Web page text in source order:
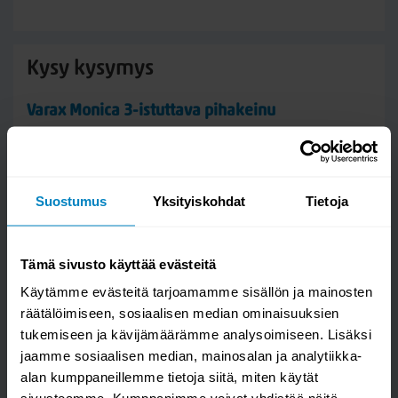
Suostumus Yksityiskohdat Tietoja
Tämä sivusto käyttää evästeitä
Käytämme evästeitä tarjoamamme sisällön ja mainosten
räätälöimiseen, sosiaalisen median ominaisuuksien
tukemiseen ja kävijämäärämme analysoimiseen. Lisäksi
jaamme sosiaalisen median, mainosalan ja analytiikka-
alan kumppaneillemme tietoja siitä, miten käytät
Kysy kysymys
Varax Monica 3-istuttava pihakeinu
Kysymys/vastaus saa näkyä muille